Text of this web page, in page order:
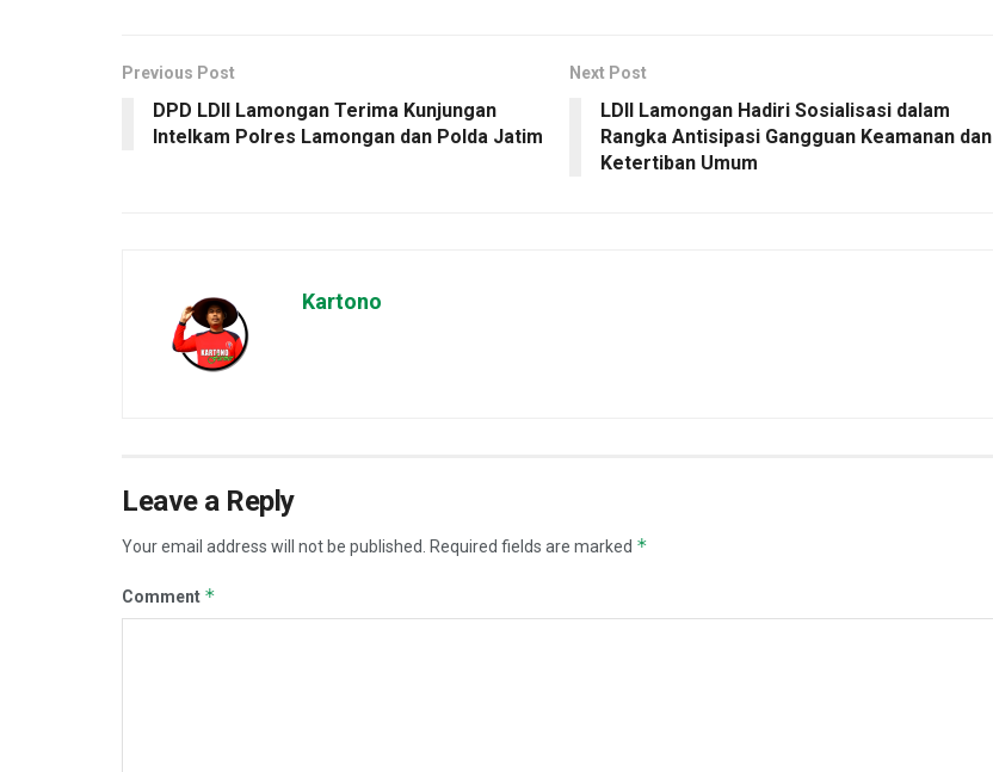
Previous Post
DPD LDII Lamongan Terima Kunjungan
Intelkam Polres Lamongan dan Polda Jatim
Next Post
LDII Lamongan Hadiri Sosialisasi dalam
Rangka Antisipasi Gangguan Keamanan dan
Ketertiban Umum
Kartono
Leave a Reply
Your email address will not be published. Required fields are marked *
Comment *